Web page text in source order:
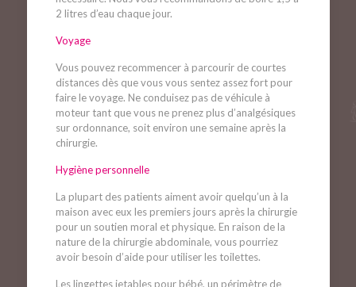
2 litres d’eau chaque jour.
Voyage
Vous pouvez recommencer à parcourir de courtes
distances dès que vous vous sentez assez fort pour
faire le voyage. Ne conduisez pas de véhicule à
moteur tant que vous ne prenez plus d’analgésiques
sur ordonnance, soit environ une semaine après la
chirurgie.
Hygiène personnelle
La plupart des patients aiment avoir quelqu’un à la
maison avec eux les premiers jours après la chirurgie
pour un soutien moral et physique. En raison de la
nature de la chirurgie abdominale, vous pourriez
avoir besoin d’aide pour utiliser les toilettes.
Les lingettes jetables pour bébé, un périmètre de